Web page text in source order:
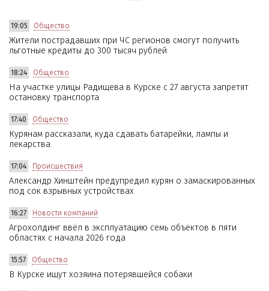
19:05 Общество
Жители пострадавших при ЧС регионов смогут получить
льготные кредиты до 300 тысяч рублей
18:24 Общество
На участке улицы Радищева в Курске с 27 августа запретят
остановку транспорта
17:40 Общество
Курянам рассказали, куда сдавать батарейки, лампы и
лекарства
17:04 Происшествия
Александр Хинштейн предупредил курян о замаскированных
под сок взрывных устройствах
16:27 Новости компаний
Агрохолдинг ввёл в эксплуатацию семь объектов в пяти
областях с начала 2026 года
15:57 Общество
В Курске ищут хозяина потерявшейся собаки